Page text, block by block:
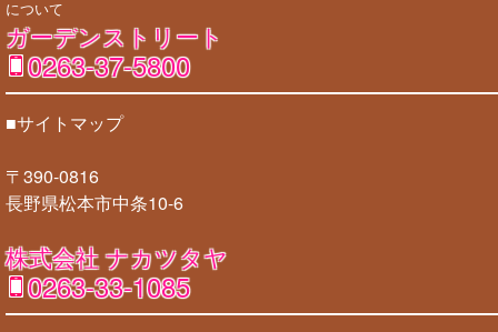
について
ガーデンストリート
0263-37-5800
■サイトマップ
〒390-0816
長野県松本市中条10-6
株式会社 ナカツタヤ
0263-33-1085